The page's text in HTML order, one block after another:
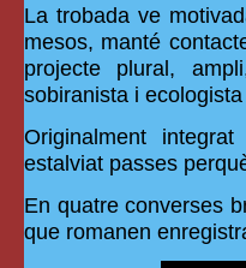
La trobada ve
mesos, manté
projecte plural,
sobiranista i
Originalment
estalviat passes
En quatre converses
que romanen